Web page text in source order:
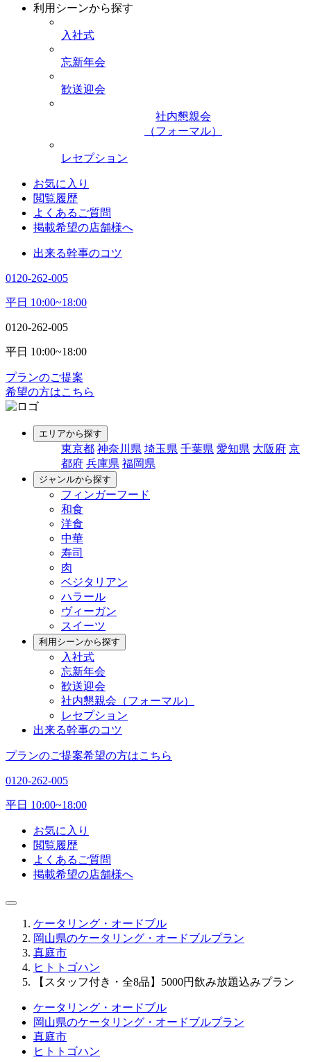
利用シーンから探す
入社式
忘新年会
歓送迎会
社内懇親会
（フォーマル）
レセプション
お気に入り
閲覧履歴
よくあるご質問
掲載希望の店舗様へ
出来る幹事のコツ
0120-262-005
平日 10:00~18:00
0120-262-005
平日 10:00~18:00
プランのご提案
希望の方はこちら
エリアから探す
東京都 神奈川県 埼玉県 千葉県 愛知県 大阪府 京
都府 兵庫県 福岡県
ジャンルから探す
フィンガーフード
和食
洋食
中華
寿司
肉
ベジタリアン
ハラール
ヴィーガン
スイーツ
利用シーンから探す
入社式
忘新年会
歓送迎会
社内懇親会（フォーマル）
レセプション
出来る幹事のコツ
プランのご提案希望の方はこちら
0120-262-005
平日 10:00~18:00
お気に入り
閲覧履歴
よくあるご質問
掲載希望の店舗様へ
ケータリング・オードブル
岡山県のケータリング・オードブルプラン
真庭市
ヒトトゴハン
【スタッフ付き・全8品】5000円飲み放題込みプラン
ケータリング・オードブル
岡山県のケータリング・オードブルプラン
真庭市
ヒトトゴハン